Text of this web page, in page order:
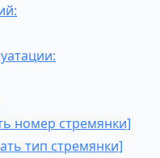
номер стремянки]
тип стремянки]